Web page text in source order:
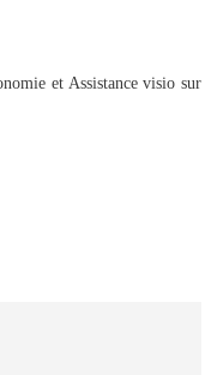
et Assistance visio sur